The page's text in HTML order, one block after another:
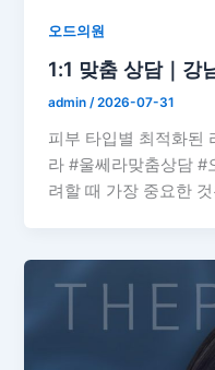
오드의원
1:1 맞춤 상담｜강
admin/2026-07-31
피부 타입별 최적화된
라 #울쎄라맞춤상담 #
려할 때 가장 중요한